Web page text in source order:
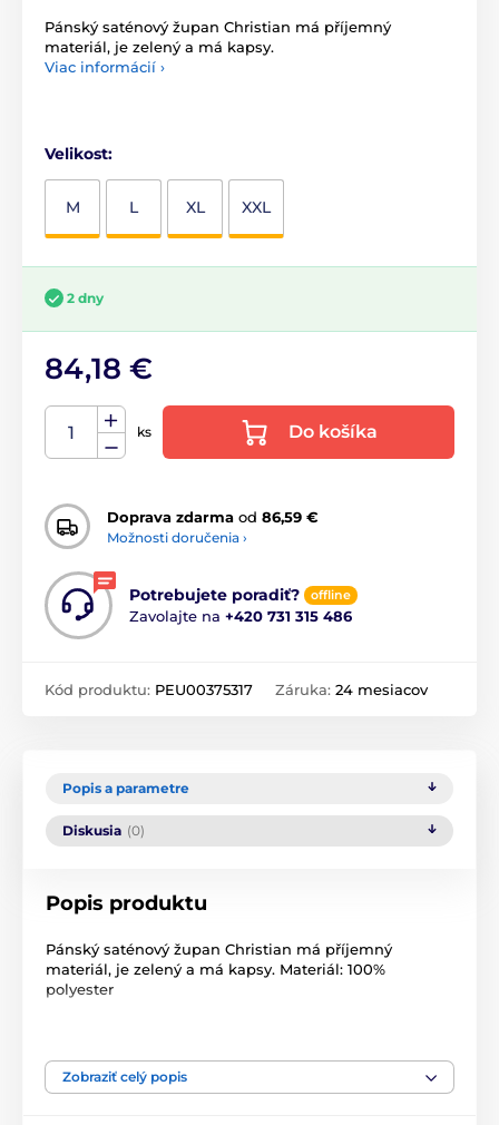
Pánský saténový župan Christian má příjemný
materiál, je zelený a má kapsy.
Viac informácií ›
Velikost:
M L XL XXL
2 dny
84,18 €
ks Do košíka
Doprava zdarma od 86,59 €
Možnosti doručenia ›
Potrebujete poradiť? offline
Zavolajte na +420 731 315 486
Kód produktu: PEU00375317 Záruka: 24 mesiacov
Popis a parametre
Diskusia (0)
Popis produktu
Pánský saténový župan Christian má příjemný
materiál, je zelený a má kapsy. Materiál: 100%
polyester
Pánské dlouhé župany
Zobraziť celý popis